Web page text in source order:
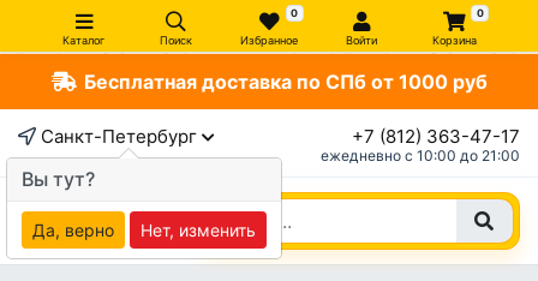
Каталог Поиск
0
Избранное Войти
0
Корзина
Бесплатная доставка по СПб от 1000 руб
Санкт-Петербург +7 (812) 363-47-17
ежедневно c 10:00 до 21:00
Вы тут?
Да, верно Нет, изменить